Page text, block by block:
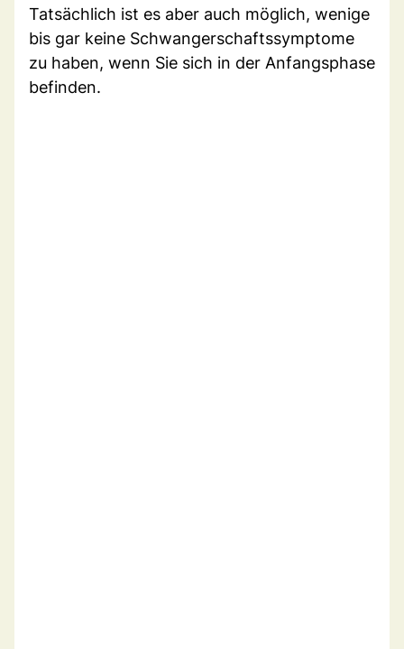
Tatsächlich ist es aber auch möglich, wenige
bis gar keine Schwangerschaftssymptome
zu haben, wenn Sie sich in der Anfangsphase
befinden.